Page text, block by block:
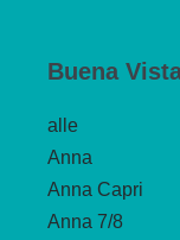
Buena
alle
Anna
Anna Capri
Anna 7/8